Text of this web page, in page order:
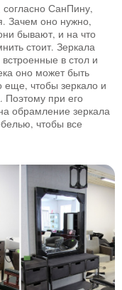
СанПину,
Зачем оно нужно,
бывают, и на что
стоит. Зеркала
в стол и
оно может быть
еще, чтобы зеркало и
Поэтому при его
обрамление зеркала
чтобы все